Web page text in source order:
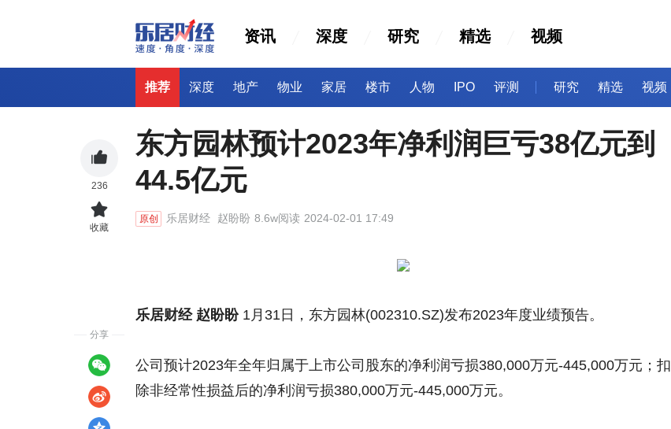
资讯 深度 研究 精选 视频
推荐 深度 地产 物业 家居 楼市 人物 IPO 评测 研究 精选 视频
东方园林预计2023年净利润巨亏38亿元到
44.5亿元
原创 乐居财经 赵盼盼 8.6w阅读 2024-02-01 17:49
乐居财经 赵盼盼 1月31日， 东方园林(002310.SZ)发布2023年度业绩预告。
公司预计2023年全年归属于上市公司股东的净利润亏损380,000万元-445,000万元；扣
除非经常性损益后的净利润亏损380,000万元-445,000万元。
236
收藏
分享